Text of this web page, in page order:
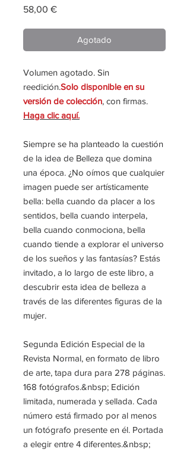
58,00 €Precio
Agotado
Volumen agotado. Sin
reedición.Solo disponible en su
versión de colección, con firmas.
Haga clic aquí.
Siempre se ha planteado la cuestión
de la idea de Belleza que domina
una época. ¿No oímos que cualquier
imagen puede ser artísticamente
bella: bella cuando da placer a los
sentidos, bella cuando interpela,
bella cuando conmociona, bella
cuando tiende a explorar el universo
de los sueños y las fantasías? Estás
invitado, a lo largo de este libro, a
descubrir esta idea de belleza a
través de las diferentes figuras de la
mujer.
Segunda Edición Especial de la
Revista Normal, en formato de libro
de arte, tapa dura para 278 páginas.
168 fotógrafos.&nbsp; Edición
limitada, numerada y sellada. Cada
número está firmado por al menos
un fotógrafo presente en él. Portada
a elegir entre 4 diferentes.&nbsp;